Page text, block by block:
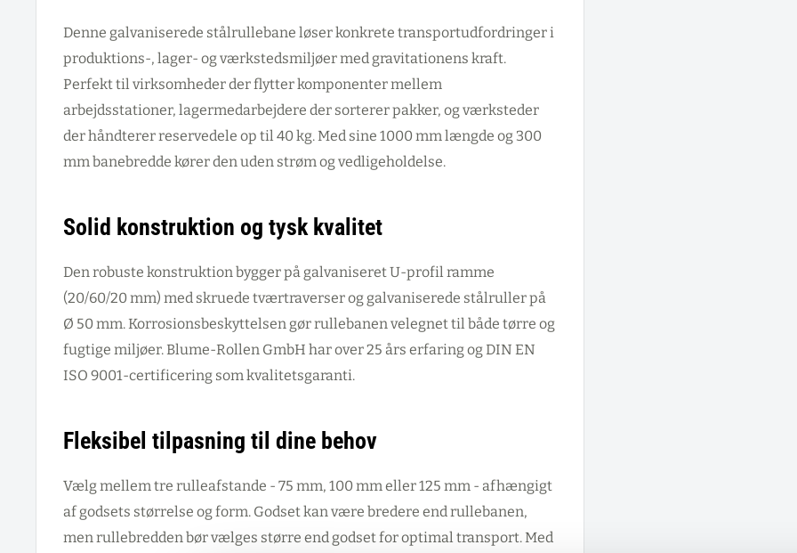
Denne galvaniserede stålrullebane løser konkrete transportudfordringer i
produktions-, lager- og værkstedsmiljøer med gravitationens kraft.
Perfekt til virksomheder der flytter komponenter mellem
arbejdsstationer, lagermedarbejdere der sorterer pakker, og værksteder
der håndterer reservedele op til 40 kg. Med sine 1000 mm længde og 300
mm banebredde kører den uden strøm og vedligeholdelse.
Solid konstruktion og tysk kvalitet
Den robuste konstruktion bygger på galvaniseret U-profil ramme
(20/60/20 mm) med skruede tværtraverser og galvaniserede stålruller på
Ø 50 mm. Korrosionsbeskyttelsen gør rullebanen velegnet til både tørre og
fugtige miljøer. Blume-Rollen GmbH har over 25 års erfaring og DIN EN
ISO 9001-certificering som kvalitetsgaranti.
Fleksibel tilpasning til dine behov
Vælg mellem tre rulleafstande - 75 mm, 100 mm eller 125 mm - afhængigt
af godsets størrelse og form. Godset kan være bredere end rullebanen,
men rullebredden bør vælges større end godset for optimal transport. Med